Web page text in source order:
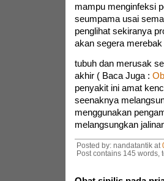
mampu menginfeksi
seumpama usai
penglihat sekiranya
akan segera
tubuh dan merusak
akhir ( Baca Juga :
penyakit ini amat
seenaknya
menggunakan
melangsungkan
Posted by: nandatantik at
Post contains 145 words,